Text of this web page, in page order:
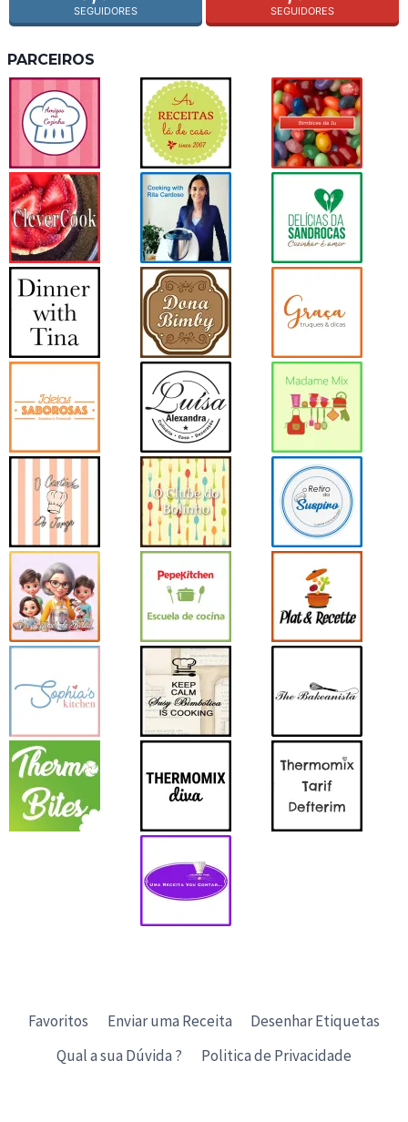
SEGUIDORES SEGUIDORES
PARCEIROS
Favoritos Enviar uma Receita
Desenhar Etiquetas
Qual a sua Dúvida ?
Politica de Privacidade